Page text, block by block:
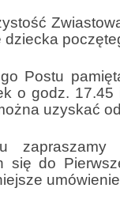
Postu
o godz.
uzyskać
się do